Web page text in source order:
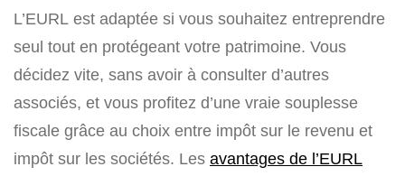
L’EURL est adaptée si vous souhaitez entreprendre
seul tout en protégeant votre patrimoine. Vous
décidez vite, sans avoir à consulter d’autres
associés, et vous profitez d’une vraie souplesse
fiscale grâce au choix entre impôt sur le revenu et
impôt sur les sociétés. Les avantages de l’EURL